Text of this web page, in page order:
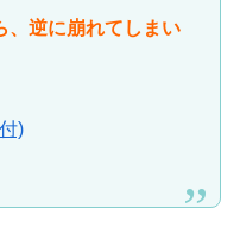
、逆に崩れてしまい
)